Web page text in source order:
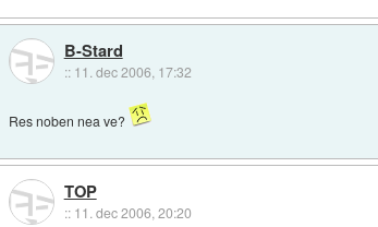
B-Stard
:: 11. dec 2006, 17:32
Res noben nea ve?
TOP
:: 11. dec 2006, 20:20